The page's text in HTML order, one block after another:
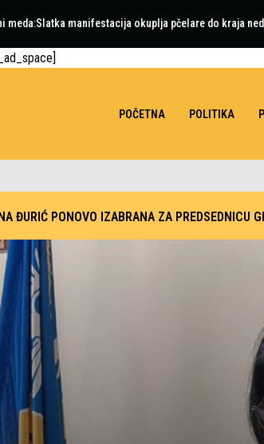
meda:Slatka manifestacija okuplja pčelare do kraja
POČETNA POLITIKA
ĐURIĆ PONOVO IZABRANA ZA PREDSEDNICU